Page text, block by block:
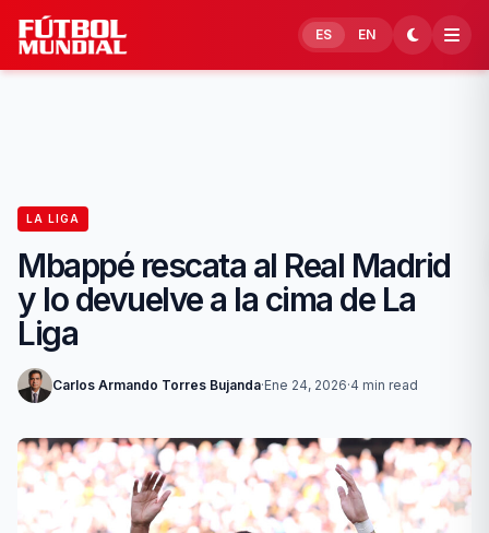
Skip to content
ES EN
LA LIGA
Mbappé rescata al Real Madrid
y lo devuelve a la cima de La
Liga
Carlos Armando Torres Bujanda·Ene 24, 2026·4 min read